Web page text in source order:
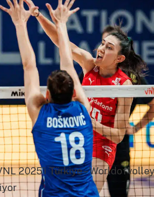
2025’i Türkiye – Worldofvolley